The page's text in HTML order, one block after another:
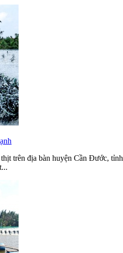
trên địa bàn huyện Cần Đước, tỉnh